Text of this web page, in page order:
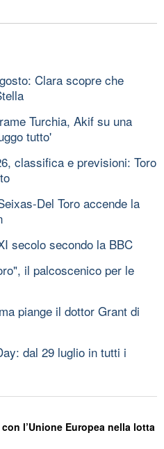
Clara scopre che
Turchia, Akif su una
tutto'
classifica e previsioni: Toro
Del Toro accende la
secolo secondo la BBC
il palcoscenico per le
piange il dottor Grant di
dal 29 luglio in tutti i
l’Unione Europea nella lotta